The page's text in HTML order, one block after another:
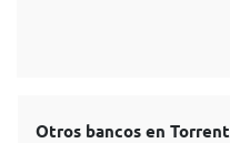
Otros bancos en Torrent